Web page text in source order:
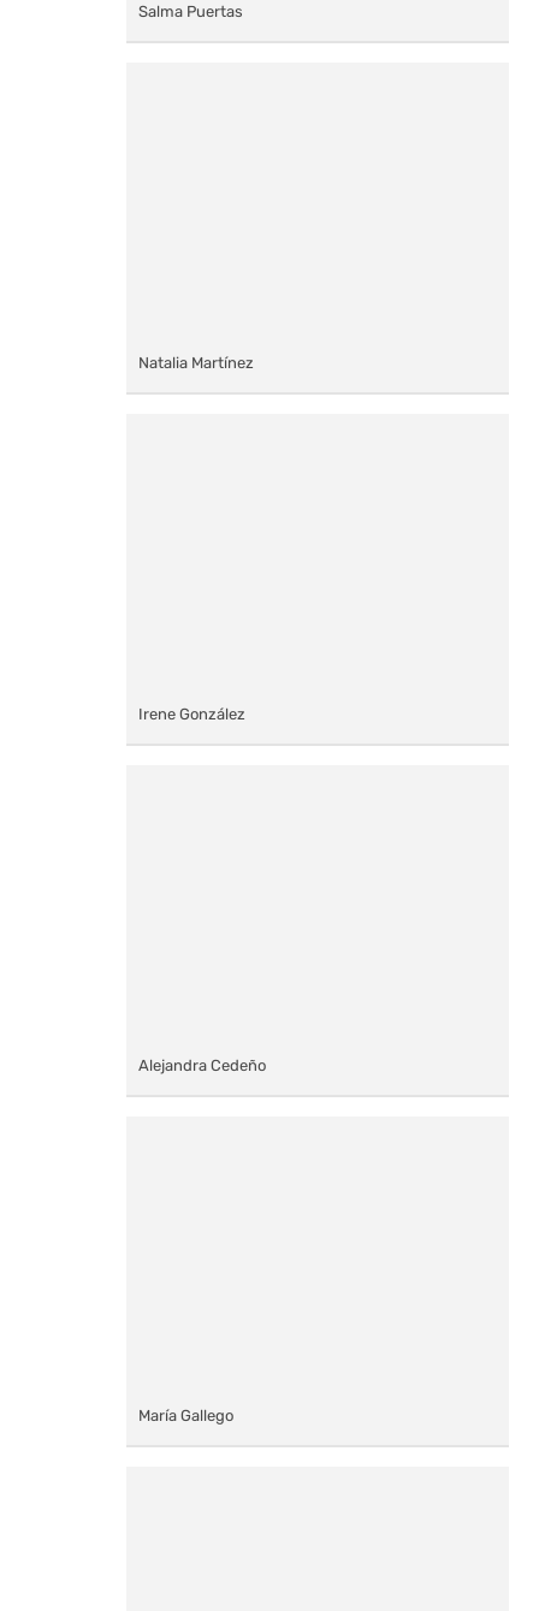
Salma Puertas
Natalia Martínez
Irene González
Alejandra Cedeño
María Gallego